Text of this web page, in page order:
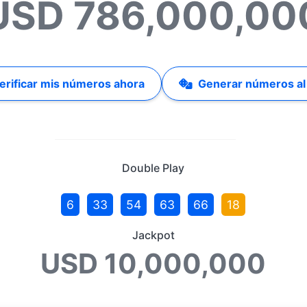
mis números ahora Generar números
Double Play
6 33 54 63 66 18
Jackpot
USD 10,000,000